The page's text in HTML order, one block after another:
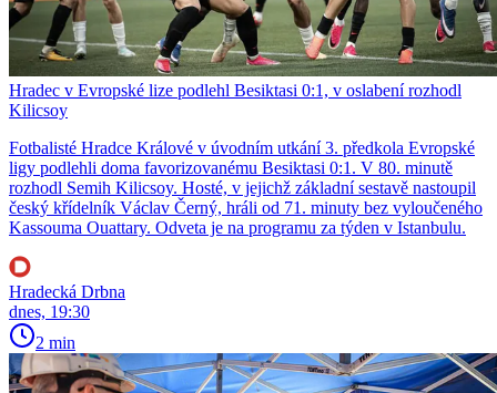
Hradec v Evropské lize podlehl Besiktasi 0:1, v oslabení rozhodl
Kilicsoy
Fotbalisté Hradce Králové v úvodním utkání 3. předkola Evropské
ligy podlehli doma favorizovanému Besiktasi 0:1. V 80. minutě
rozhodl Semih Kilicsoy. Hosté, v jejichž základní sestavě nastoupil
český křídelník Václav Černý, hráli od 71. minuty bez vyloučeného
Kassouma Ouattary. Odveta je na programu za týden v Istanbulu.
Hradecká Drbna
dnes, 19:30
2 min